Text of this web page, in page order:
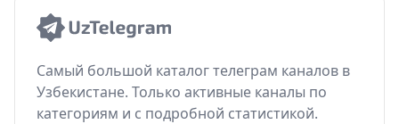
Самый большой каталог телеграм каналов в
Узбекистане. Только активные каналы по
категориям и с подробной статистикой.